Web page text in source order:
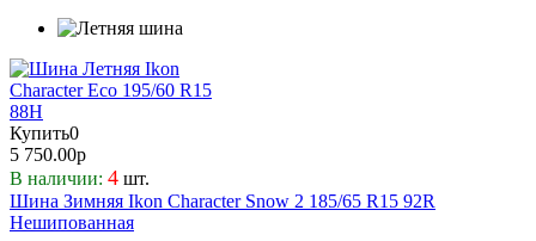
Купить0
5 750.00р
В наличии: 4 шт.
Шина Зимняя Ikon Character Snow 2 185/65 R15 92R
Нешипованная